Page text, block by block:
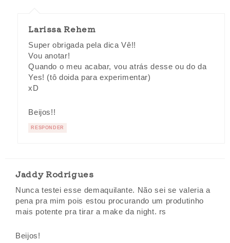
Larissa Rehem
Super obrigada pela dica Vê!!
Vou anotar!
Quando o meu acabar, vou atrás desse ou do da
Yes! (tô doida para experimentar)
xD
Beijos!!
RESPONDER
Jaddy Rodrigues
Nunca testei esse demaquilante. Não sei se valeria a
pena pra mim pois estou procurando um produtinho
mais potente pra tirar a make da night. rs
Beijos!